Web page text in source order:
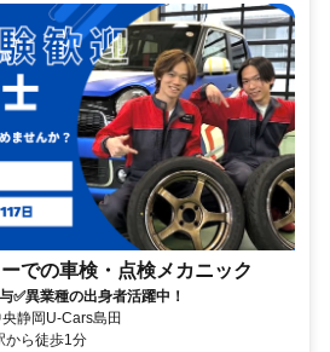
での車検・点検メカニック
✅異業種の出身者活躍中！
静岡U-Cars島田
から徒歩1分